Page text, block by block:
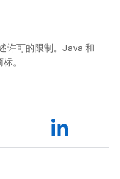
许可的限制。Java 和
。